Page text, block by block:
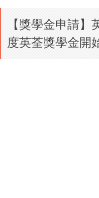
【獎學金申請
度英荃獎學金開